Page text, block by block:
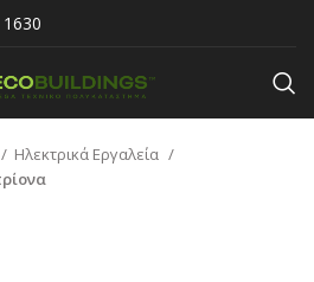
Ηλεκτρικά Εργαλεία